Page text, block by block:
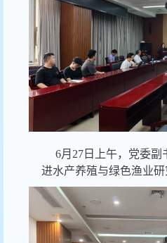
6月27日上午，党委
进水产养殖与绿色渔业研